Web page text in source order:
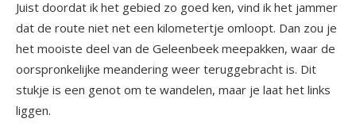
Juist doordat ik het gebied zo goed ken, vind ik het jammer
dat de route niet net een kilometertje omloopt. Dan zou je
het mooiste deel van de Geleenbeek meepakken, waar de
oorspronkelijke meandering weer teruggebracht is. Dit
stukje is een genot om te wandelen, maar je laat het links
liggen.